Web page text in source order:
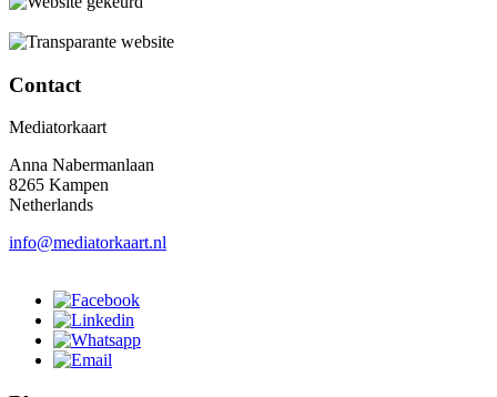
Contact
Mediatorkaart
Anna Nabermanlaan
8265 Kampen
Netherlands
info@mediatorkaart.nl